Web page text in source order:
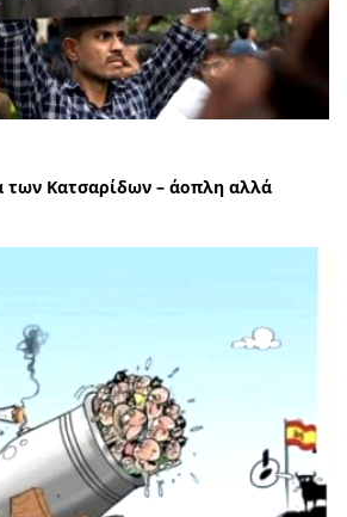
των Κατσαρίδων – άοπλη αλλά